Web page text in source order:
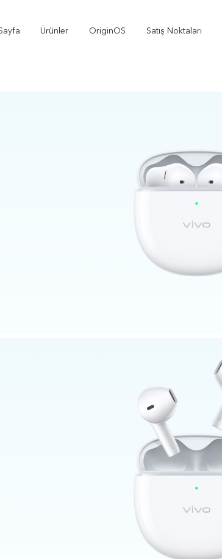
Ürünler OriginOS Satış Noktaları